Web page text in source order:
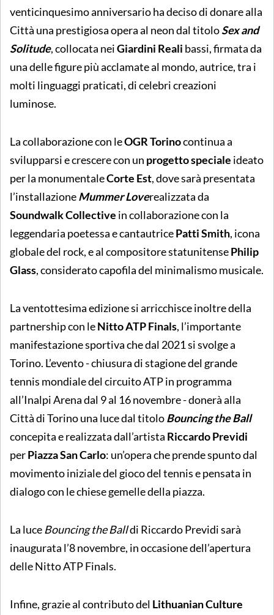
venticinquesimo anniversario ha deciso di donare alla
Città una prestigiosa opera al neon dal titoloSex and
Solitude, collocata neiGiardini Reali bassi, firmata da
una delle figure più acclamate al mondo, autrice, tra i
molti linguaggi praticati, di celebri creazioni
luminose.
La collaborazione con leOGRTorinocontinua a
svilupparsi e crescere con un progetto speciale ideato
per la monumentaleCorte Est, dove sarà presentata
l’installazioneMummer Loverealizzata da
Soundwalk Collective in collaborazione con la
leggendaria poetessa e cantautricePatti Smith, icona
globale del rock, e al compositore statunitensePhilip
Glass, considerato capofila del minimalismo musicale.
La ventottesima edizione si arricchisce inoltre della
partnership con leNitto ATP Finals, l’importante
manifestazione sportiva che dal 2021 si svolge a
Torino. L’evento - chiusura di stagione del grande
tennis mondiale del circuito ATP in programma
all’Inalpi Arena dal 9 al 16 novembre - donerà alla
Città di Torino una luce dal titoloBouncing the Ball
concepita e realizzata dall’artista Riccardo Previdi
perPiazza San Carlo: un’opera che prende spunto dal
movimento iniziale del gioco del tennis e pensata in
dialogo con le chiese gemelle della piazza.
La luce Bouncing the Balldi Riccardo Previdi sarà
inaugurata l’8 novembre, in occasione dell’apertura
delle Nitto ATP Finals.
Infine, grazie al contributo del Lithuanian Culture